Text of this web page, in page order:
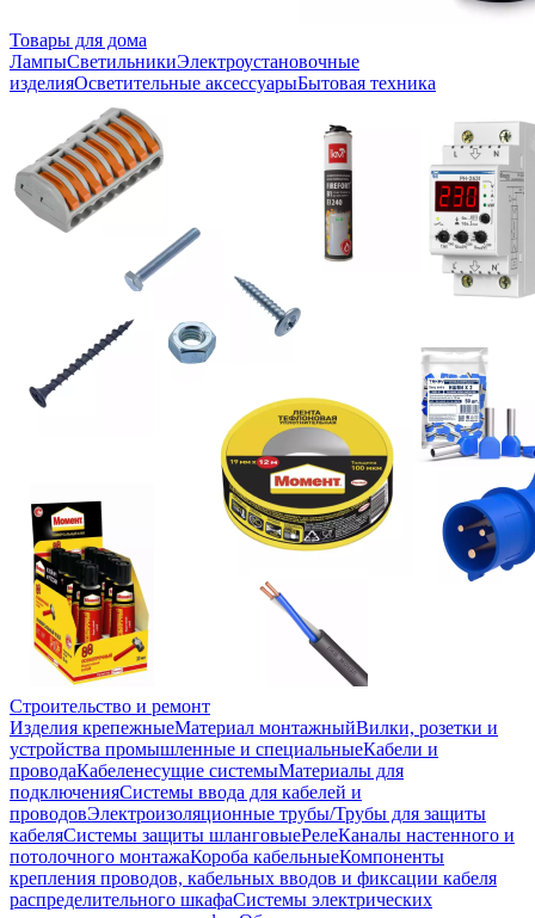
Товары для дома
ЛампыСветильникиЭлектроустановочные
изделияОсветительные аксессуарыБытовая техника
Строительство и ремонт
Изделия крепежныеМатериал монтажныйВилки, розетки и
устройства промышленные и специальныеКабели и
проводаКабеленесущие системыМатериалы для
подключенияСистемы ввода для кабелей и
проводовЭлектроизоляционные трубы/Трубы для защиты
кабеляСистемы защиты шланговыеРелеКаналы настенного и
потолочного монтажаКороба кабельныеКомпоненты
крепления проводов, кабельных вводов и фиксации кабеля
распределительного шкафаСистемы электрических